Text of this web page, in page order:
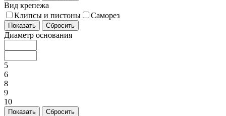
Вид крепежа
Клипсы и пистоны
Саморез
Показать Сбросить
Диаметр основания
5
6
8
9
10
Показать Сбросить